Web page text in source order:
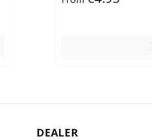
DEALER